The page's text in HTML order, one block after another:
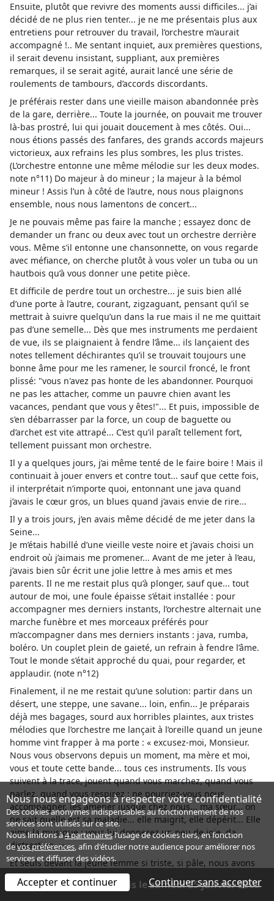
Ensuite, plutôt que revivre des moments aussi difficiles... j’ai
décidé de ne plus rien tenter... je ne me présentais plus aux
entretiens pour retrouver du travail, l’orchestre m’aurait
accompagné !.. Me sentant inquiet, aux premières questions,
il serait devenu insistant, suppliant, aux premières
remarques, il se serait agité, aurait lancé une série de
roulements de tambours, d’accords discordants.
Je préférais rester dans une vieille maison abandonnée près
de la gare, derrière... Toute la journée, on pouvait me trouver
là-bas prostré, lui qui jouait doucement à mes côtés. Oui...
nous étions passés des fanfares, des grands accords majeurs
victorieux, aux refrains les plus sombres, les plus tristes.
(L’orchestre entonne une même mélodie sur les deux modes.
note n°11) Do majeur à do mineur ; la majeur à la bémol
mineur ! Assis l’un à côté de l’autre, nous nous plaignons
ensemble, nous nous lamentons de concert...
Je ne pouvais même pas faire la manche ; essayez donc de
demander un franc ou deux avec tout un orchestre derrière
vous. Même s’il entonne une chansonnette, on vous regarde
avec méfiance, on cherche plutôt à vous voler un tuba ou un
hautbois qu’à vous donner une petite pièce.
Et difficile de perdre tout un orchestre... je suis bien allé
d’une porte à l’autre, courant, zigzaguant, pensant qu’il se
mettrait à suivre quelqu’un dans la rue mais il ne me quittait
pas d’une semelle... Dès que mes instruments me perdaient
de vue, ils se plaignaient à fendre l’âme... ils lançaient des
notes tellement déchirantes qu’il se trouvait toujours une
bonne âme pour me les ramener, le sourcil froncé, le front
plissé: "vous n'avez pas honte de les abandonner. Pourquoi
ne pas les attacher, comme un pauvre chien avant les
vacances, pendant que vous y êtes!"... Et puis, impossible de
s’en débarrasser par la force, un coup de baguette ou
d’archet est vite attrapé... C’est qu’il paraît tellement fort,
tellement puissant mon orchestre.
Il y a quelques jours, j’ai même tenté de le faire boire ! Mais il
continuait à jouer envers et contre tout... sauf que cette fois,
il interprétait n’importe quoi, entonnant une java quand
j’avais le cœur gros, un blues quand j’avais envie de rire...
Il y a trois jours, j’en avais même décidé de me jeter dans la
Seine...
Je m’étais habillé d’une vieille veste noire et j’avais choisi un
endroit où j’aimais me promener... Avant de me jeter à l’eau,
j’avais bien sûr écrit une jolie lettre à mes amis et mes
parents. Il ne me restait plus qu’à plonger, sauf que... tout
autour de moi, une foule épaisse s’était installée : pour
accompagner mes derniers instants, l’orchestre alternait une
marche funèbre et mes morceaux préférés pour
m’accompagner dans mes derniers instants : java, rumba,
boléro. Un couplet plein de gaieté, un refrain à fendre l’âme.
Tout le monde s’était approché du quai, pour regarder, et
applaudir. (note n°12)
Finalement, il ne me restait qu’une solution: partir dans un
désert, une steppe, une savane... loin, enfin... Je préparais
déjà mes bagages, sourd aux horribles plaintes, aux tristes
mélodies que l’orchestre me lançait à l’oreille quand un jeune
homme vint frapper à ma porte : « excusez-moi, Monsieur.
Nous vous observons depuis un moment, ma mère et moi,
vous et toute cette bande... tous ces instruments. Ils vous
suivent à la trace, jouent quand vous marchez, quand vous
parlez, quand vous respirez ; ne pourriez-vous nous
accompagner, les amener jusque chez nous... ma sœur... on
ne sait quelle est sa maladie... elle maigrit, elle dépérit... Elle
aime la musique ; vous lui donnerez un peu de joie, de
distraction...»
Et seuls devant la jeune femme si triste, si pâle, nous avons
joué comme jamais, enchaînant arias, fugues, suites et
ritournelles. Deux nuits entières, la flûte et la trompette ont
Spectacle terminé depuis le samedi 25 janvier 2003
Nous nous engageons à respecter votre confidentialité
Des cookies anonymes indispensables au fonctionnement de nos
services sont utilisés sur ce site.
Nous limitons à4 partenairesl’usage de cookies tiers, en fonction
devos préférences, afin d'étudier notre audience pour améliorer nos
services et diffuser des vidéos.
Accepter et continuer Continuer sans accepter